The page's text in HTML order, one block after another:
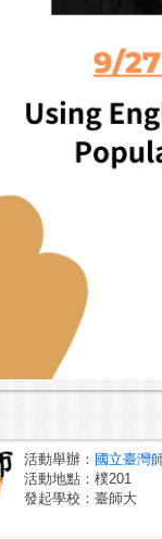
活動舉辦： 國立臺灣
活動地點：樸201
發起學校：臺師大